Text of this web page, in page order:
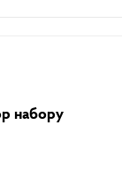
набору